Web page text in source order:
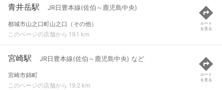
青井岳駅 JR日豊本線(佐伯～鹿児島中央)
都城市山之口町山之口（その他）
このページの店舗から 19.1 km
ルート
を見る
宮崎駅 JR日豊本線(佐伯～鹿児島中央) など
宮崎市錦町
このページの店舗から 19.2 km
ルート
を見る